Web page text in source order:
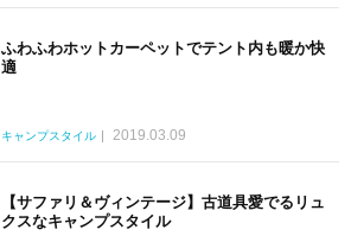
ふわふわホットカーペットでテント内も暖か快
適
キャンプスタイル 2019.03.09
【サファリ＆ヴィンテージ】古道具愛でるリュ
クスなキャンプスタイル